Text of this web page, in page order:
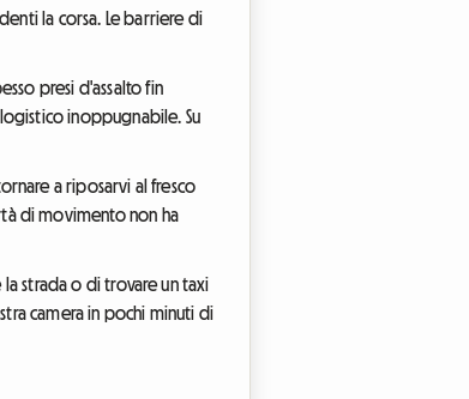
la corsa. Le barriere di
presi d'assalto fin
inoppugnabile. Su
a riposarvi al fresco
di movimento non ha
strada o di trovare un taxi
camera in pochi minuti di